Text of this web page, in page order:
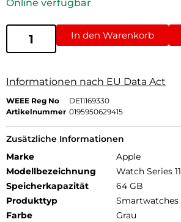
Online verfügbar
In den Warenkorb
Informationen nach EU Data Act
WEEE Reg No
DE11169330
Artikelnummer 0195950629415
Zusätzliche Informationen
Marke
Apple
Modellbezeichnung
Watch Series 11
Speicherkapazität
64 GB
Produkttyp
Smartwatches
Farbe
Grau